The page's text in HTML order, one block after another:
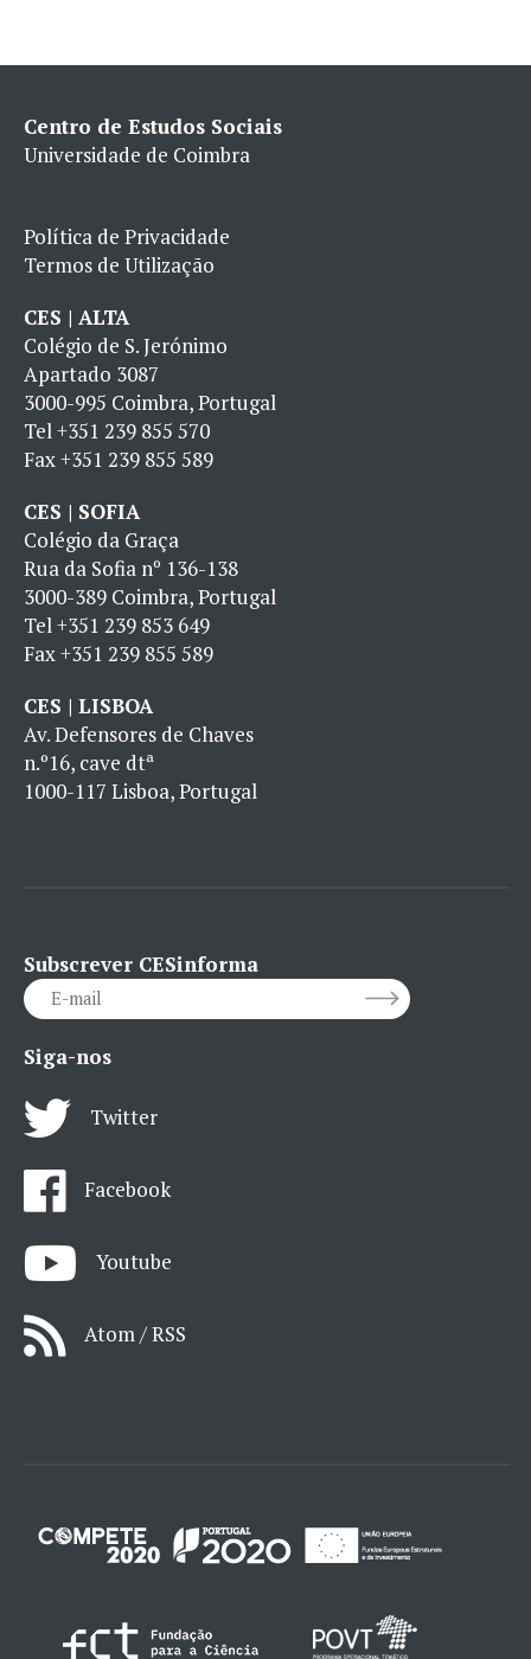
Centro de Estudos Sociais
Universidade de Coimbra
Política de Privacidade
Termos de Utilização
CES | ALTA
Colégio de S. Jerónimo
Apartado 3087
3000-995 Coimbra, Portugal
Tel+351 239 855 570
Fax+351 239 855 589
CES | SOFIA
Colégio da Graça
Rua da Sofia nº 136-138
3000-389 Coimbra, Portugal
Tel+351 239 853 649
Fax+351 239 855 589
CES | LISBOA
Av. Defensores de Chaves
n.º16, cave dtª
1000-117 Lisboa, Portugal
Subscrever CESinforma
Siga-nos
Twitter
Facebook
Youtube
Atom / RSS